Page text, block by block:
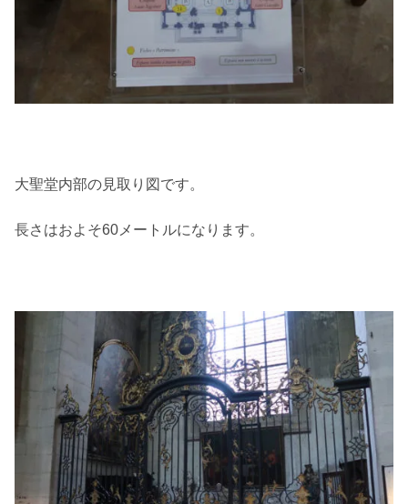
大聖堂内部の見取り図です。
長さはおよそ60メートルになります。